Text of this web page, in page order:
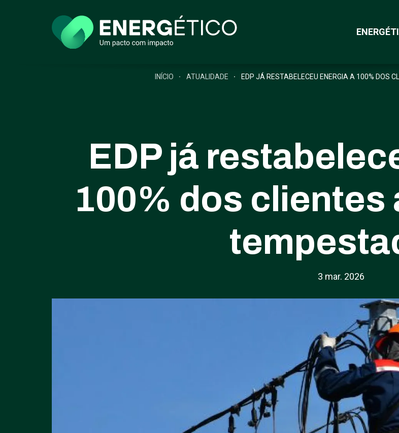
INÍCIO ATUALIDADE EDP JÁ RESTABELECEU ENERGIA A 100% DOS
EDP já
100% dos clientes
3 mar. 2026